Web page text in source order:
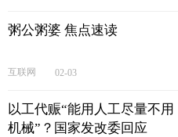
粥公粥婆 焦点速读
互联网 02-03
以工代赈“能用人工尽量不用
机械”？国家发改委回应